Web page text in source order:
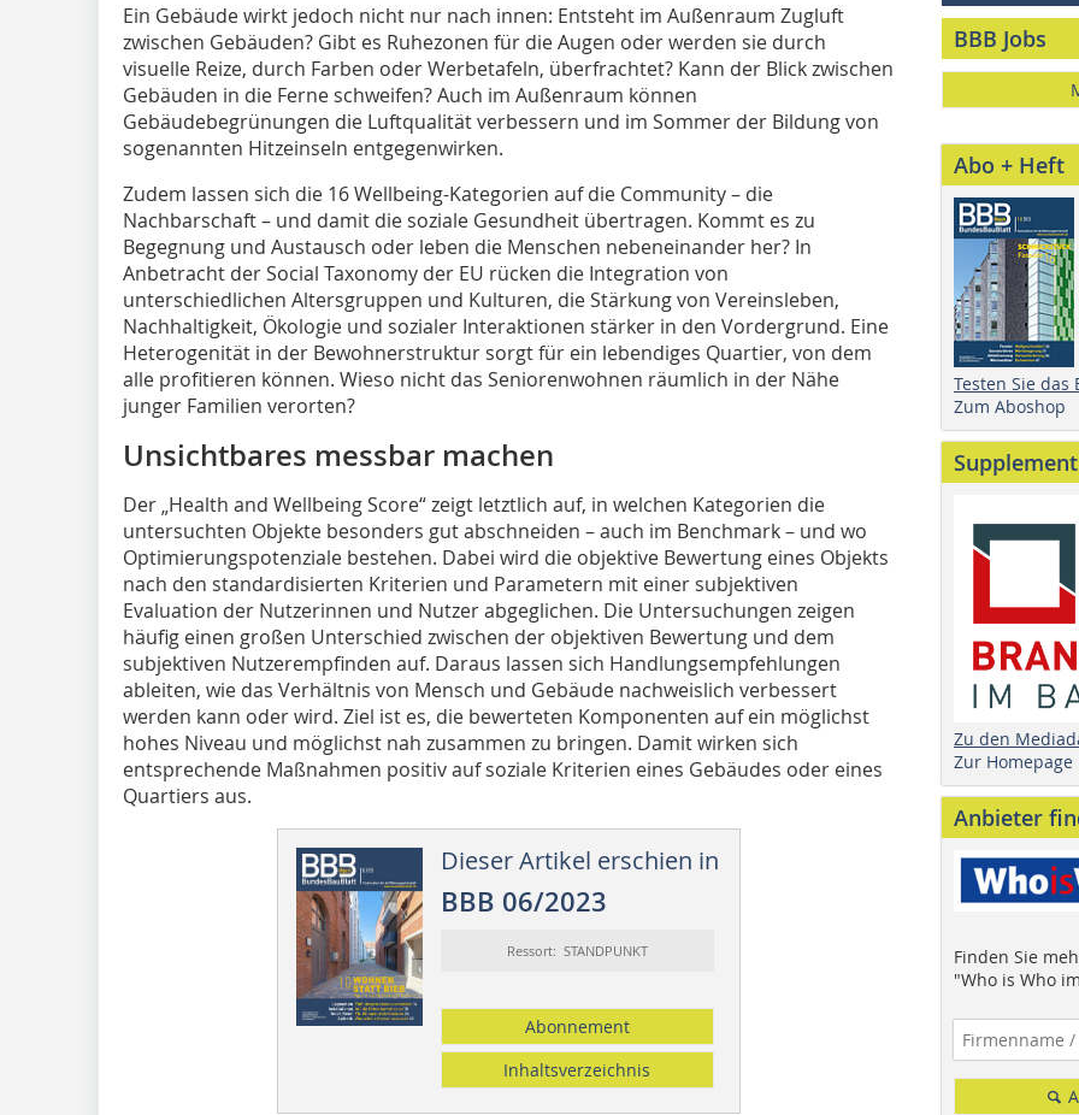
Ein Gebäude wirkt jedoch nicht nur nach innen: Entsteht im Außenraum Zugluft
zwischen Gebäuden? Gibt es Ruhezonen für die Augen oder werden sie durch
visuelle Reize, durch Farben oder Werbetafeln, überfrachtet? Kann der Blick zwischen
Gebäuden in die Ferne schweifen? Auch im Außenraum können
Gebäudebegrünungen die Luftqualität verbessern und im Sommer der Bildung von
sogenannten Hitzeinseln entgegenwirken.
Zudem lassen sich die 16 Wellbeing-Kategorien auf die Community – die
Nachbarschaft – und damit die soziale Gesundheit übertragen. Kommt es zu
Begegnung und Austausch oder leben die Menschen nebeneinander her? In
Anbetracht der Social Taxonomy der EU rücken die Integration von
unterschiedlichen Altersgruppen und Kulturen, die Stärkung von Vereinsleben,
Nachhaltigkeit, Ökologie und sozialer Interaktionen stärker in den Vordergrund. Eine
Heterogenität in der Bewohnerstruktur sorgt für ein lebendiges Quartier, von dem
alle profitieren können. Wieso nicht das Seniorenwohnen räumlich in der Nähe
junger Familien verorten?
Unsichtbares messbar machen
Der „Health and Wellbeing Score“ zeigt letztlich auf, in welchen Kategorien die
untersuchten Objekte besonders gut abschneiden – auch im Benchmark – und wo
Optimierungspotenziale bestehen. Dabei wird die objektive Bewertung eines Objekts
nach den standardisierten Kriterien und Parametern mit einer subjektiven
Evaluation der Nutzerinnen und Nutzer abgeglichen. Die Untersuchungen zeigen
häufig einen großen Unterschied zwischen der objektiven Bewertung und dem
subjektiven Nutzerempfinden auf. Daraus lassen sich Handlungsempfehlungen
ableiten, wie das Verhältnis von Mensch und Gebäude nachweislich verbessert
werden kann oder wird. Ziel ist es, die bewerteten Komponenten auf ein möglichst
hohes Niveau und möglichst nah zusammen zu bringen. Damit wirken sich
entsprechende Maßnahmen positiv auf soziale Kriterien eines Gebäudes oder eines
Quartiers aus.
Dieser Artikel erschien in
BBB 06/2023
Ressort: STANDPUNKT
Abonnement
Inhaltsverzeichnis
BBB Jobs
Abo + Heft
Testen Sie das
Zum Aboshop
Supplement
Zu den
Zur Homepage
Anbieter
Finden Sie
"Who is Who